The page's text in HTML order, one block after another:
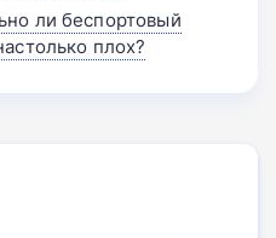
ли беспортовый
плох?